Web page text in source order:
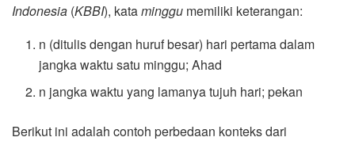
Indonesia (KBBI), kataminggu memiliki keterangan:
n (ditulis dengan huruf besar) hari pertama dalam
jangka waktu satu minggu; Ahad
n jangka waktu yang lamanya tujuh hari; pekan
Berikut ini adalah contoh perbedaan konteks dari